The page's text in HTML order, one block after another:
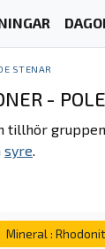
STENAR
-
tillhör
syre.
Mineral : Rhodonit